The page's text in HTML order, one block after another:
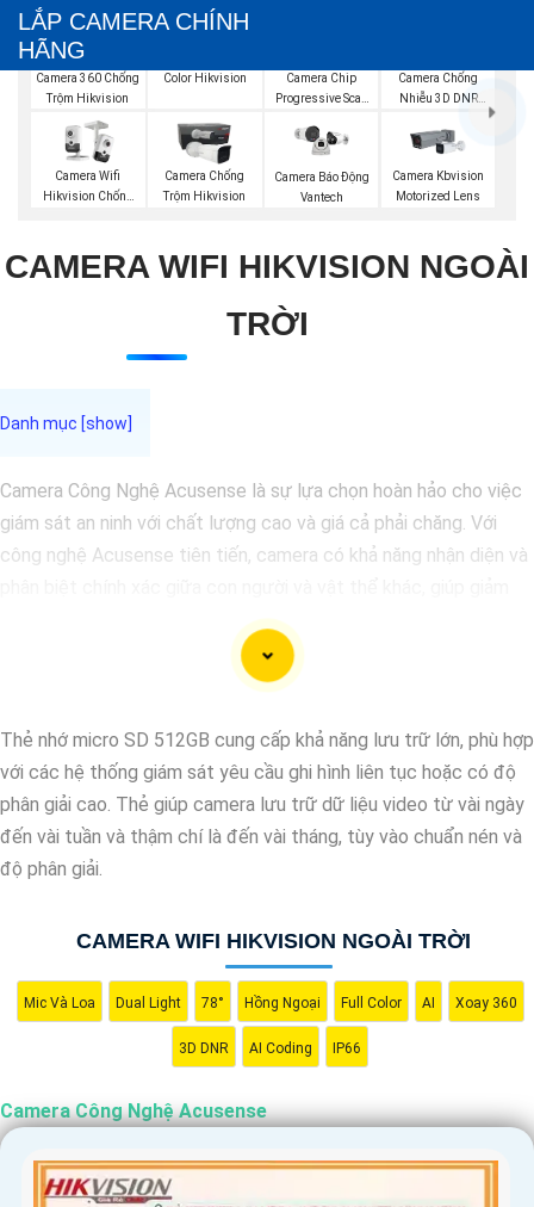
LẮP CAMERA CHÍNH
HÃNG
Camera 360 Chống
Trộm Hikvision
Color Hikvision
Camera Chip
Progressive Scan
Camera Chống
Nhiễu 3D DNR
Camera Wifi
Hikvision Chống
Camera Chống
Trộm Hikvision
Camera Báo Động
Vantech
Camera Kbvision
Motorized Lens
CAMERA WIFI HIKVISION NGOÀI
TRỜI
Camera Công Nghệ Acusense là sự lựa chọn hoàn hảo cho việc
giám sát an ninh với chất lượng cao và giá cả phải chăng. Với
công nghệ Acusense tiên tiến, camera có khả năng nhận diện và
tối đa các cảnh báo giả mạo. Đồng thời, chất lượng hình ảnh sắc
nét và độ phân giải cao giúp bạn quan sát mọi góc độ một cách
rõ ràng. Khám phá ngay và đầu tư vào Camera Acusense để bảo
Thẻ nhớ micro SD 512GB cung cấp khả năng lưu trữ lớn, phù hợp
với các hệ thống giám sát yêu cầu ghi hình liên tục hoặc có độ
phân giải cao. Thẻ giúp camera lưu trữ dữ liệu video từ vài ngày
đến vài tuần và thậm chí là đến vài tháng, tùy vào chuẩn nén và
độ phân giải.
CAMERA WIFI HIKVISION NGOÀI TRỜI
Mic Và Loa Dual Light 78° Hồng Ngoại Full Color AI Xoay 360
3D DNR AI Coding IP66
Camera Công Nghệ Acusense